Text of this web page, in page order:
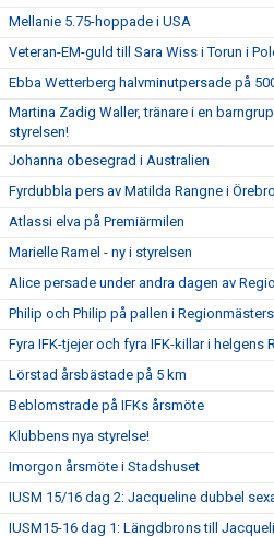
Mellanie 5.75-hoppade i USA
Veteran-EM-guld till Sara Wiss i Torun i
Ebba Wetterberg halvminutpersade på
Martina Zadig Waller, tränare i en
styrelsen!
Johanna obesegrad i Australien
Fyrdubbla pers av Matilda Rangne i Örebro
Atlassi elva på Premiärmilen
Marielle Ramel - ny i styrelsen
Alice persade under andra dagen av
Philip och Philip på pallen i
Fyra IFK-tjejer och fyra IFK-killar i helgens
Lörstad årsbästade på 5 km
Beblomstrade på IFKs årsmöte
Klubbens nya styrelse!
Imorgon årsmöte i Stadshuset
IUSM 15/16 dag 2: Jacqueline dubbel
IUSM15-16 dag 1: Längdbrons till